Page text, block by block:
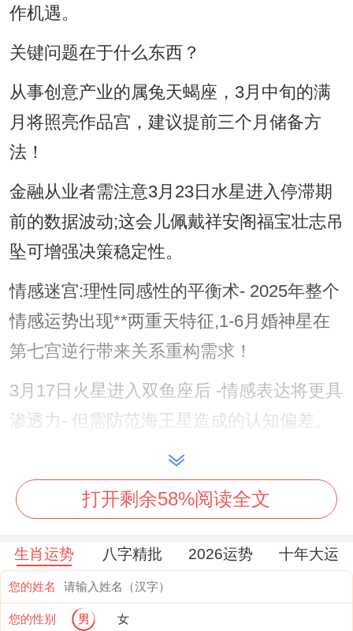
作机遇。
关键问题在于什么东西？
从事创意产业的属兔天蝎座，3月中旬的满
月将照亮作品宫，建议提前三个月储备方
法！
金融从业者需注意3月23日水星进入停滞期
前的数据波动;这会儿佩戴祥安阁福宝壮志吊
坠可增强决策稳定性。
情感迷宫:理性同感性的平衡术- 2025年整个
情感运势出现**两重天特征,1-6月婚神星在
第七宫逆行带来关系重构需求！
3月17日火星进入双鱼座后 -情感表达将更具
渗透力- 但需防范海王星造成的认知偏差。
心理学教授李明阳在《星座能量图谱》中强
调,属兔天蝎座3月易陷入"镜像迷恋" - 就是
被同自己特质不一样的对象吸引。
建议利用3月8日金星换座契机 通过祥安阁
九艳还有合手链增强正缘识别力，也参加冥
想类活动净化情感磁场！
打开剩余58%阅读全文
生肖运势 八字精批 2026运势 十年大运
您的姓名
您的性别 男 女